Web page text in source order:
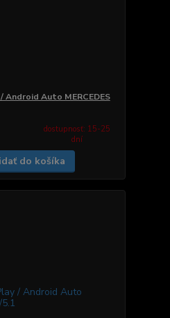
Android Auto MERCEDES
dostupnosť: 15-25
dní
do košíka